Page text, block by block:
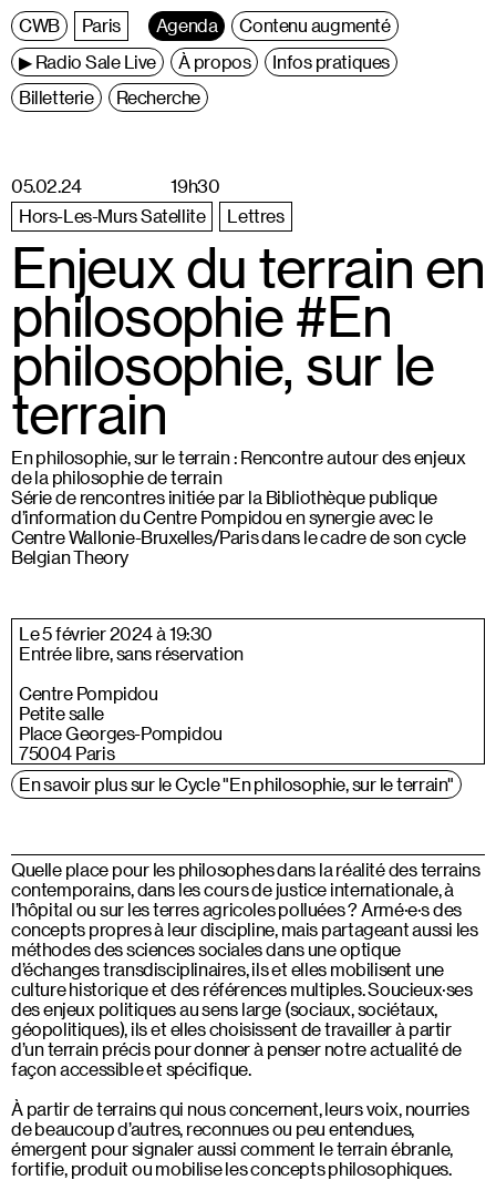
Centre
Wallonie
Bruxelles
Paris Agenda
Contenu augmenté
▶ Radio Sale Live
À propos
Infos pratiques
Billetterie
Recherche
05.02.24
19h30
Hors-Les-Murs Satellite
Lettres
Enjeux du terrain en
philosophie #En
philosophie, sur le
terrain
En philosophie, sur le terrain : Rencontre autour des enjeux
de la philosophie de terrain
Série de rencontres initiée par la Bibliothèque publique
d’information du Centre Pompidou en synergie avec le
Centre Wallonie-Bruxelles/Paris dans le cadre de son cycle
Belgian Theory
Le 5 février 2024 à 19:30
Entrée libre, sans réservation
Centre Pompidou
Petite salle
Place Georges-Pompidou
75004 Paris
En savoir plus sur le Cycle "En philosophie, sur le terrain"
Quelle place pour les philosophes dans la réalité des terrains
contemporains, dans les cours de justice internationale, à
l’hôpital ou sur les terres agricoles polluées ? Armé·e·s des
concepts propres à leur discipline, mais partageant aussi les
méthodes des sciences sociales dans une optique
d’échanges transdisciplinaires, ils et elles mobilisent une
culture historique et des références multiples. Soucieux·ses
des enjeux politiques au sens large (sociaux, sociétaux,
géopolitiques), ils et elles choisissent de travailler à partir
d’un terrain précis pour donner à penser notre actualité de
façon accessible et spécifique.
À partir de terrains qui nous concernent, leurs voix, nourries
de beaucoup d’autres, reconnues ou peu entendues,
émergent pour signaler aussi comment le terrain ébranle,
fortifie, produit ou mobilise les concepts philosophiques.